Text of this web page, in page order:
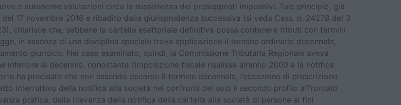
e autonome valutazioni circa la sussistenza dei presupposti impositivi. Tale principio, già
17 novembre 2016 e ribadito dalla giurisprudenza successiva (si veda Cass. n. 24278 del 3
chiarisce che, sebbene la cartella esattoriale definitiva possa contenere tributi con termini
in assenza di una disciplina speciale trova applicazione il termine ordinario decennale,
giuridico. Nel caso esaminato, quindi, la Commissione Tributaria Regionale aveva
al decennio, nonostante l’imposizione fiscale risalisse all’anno 2000 e la notifica
ha precisato che non essendo decorso il termine decennale, l’eccezione di prescrizione
interruttivo della notifica alla società nei confronti dei soci Il secondo profilo affrontato
pratica, della rilevanza della notifica della cartella alla società di persone ai fini